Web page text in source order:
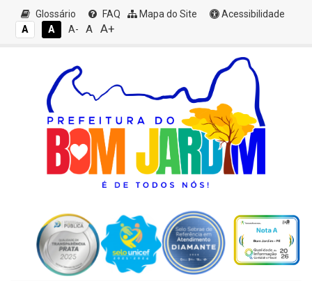
Glossário FAQ Mapa do Site
Acessibilidade
A
A A- A A+